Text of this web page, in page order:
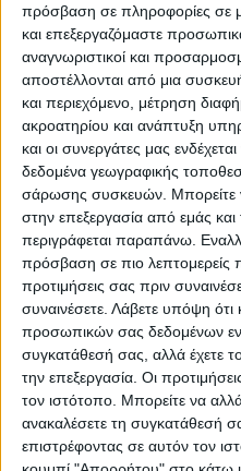
πρόσβαση σε πληροφορίες σε
και επεξεργαζόμαστε
αναγνωριστικοί και
αποστέλλονται από μια συσκευή
και περιεχόμενο, μέτρηση
ακροατηρίου και ανάπτυξη
και οι συνεργάτες μας
δεδομένα γεωγραφικής
σάρωσης συσκευών. Μπορείτε
στην επεξεργασία από εμάς
περιγράφεται παραπάνω.
πρόσβαση σε πιο λεπτομερείς
προτιμήσεις σας πριν
συναινέσετε. Λάβετε υπόψη ότι
προσωπικών σας δεδομένων
συγκατάθεσή σας, αλλά έχετε
την επεξεργασία. Οι
τον ιστότοπο. Μπορείτε να
ανακαλέσετε τη συγκατάθεσή
επιστρέφοντας σε αυτόν τον
WEB TV
Αφιέρωμα στην
Μαχολουρίου